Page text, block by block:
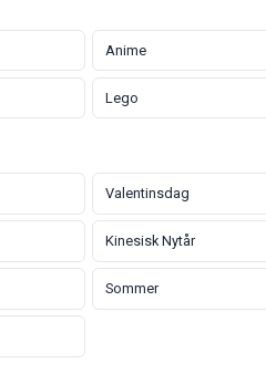
Anime
Lego
Valentinsdag
Kinesisk Nytår
Sommer